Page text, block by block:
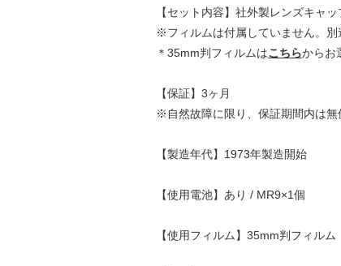
【セット内容】社外製レンズキャ
※フィルムは付属していません。別
＊35mm判フィルムはこちらからお
【保証】3ヶ月
※自然故障に限り、保証期間内は無
【製造年代】1973年製造開始
【使用電池】あり / MR9×1個
【使用フィルム】35mm判フィルム